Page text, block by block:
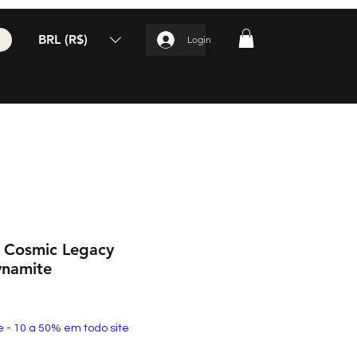
BRL (R$) Login
Legacy
- 10 a 50% em todo site